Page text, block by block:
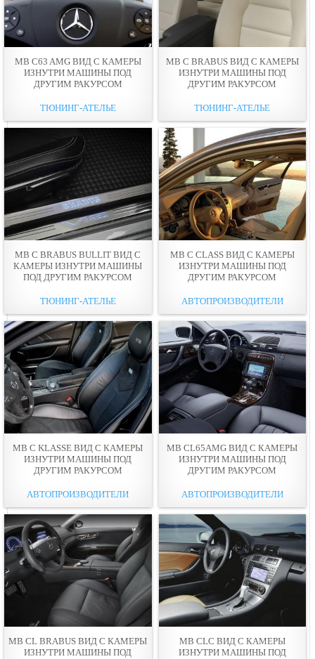
MB C63 AMG ВИД С КАМЕРЫ
ИЗНУТРИ МАШИНЫ ПОД
ДРУГИМ РАКУРСОМ
ТЮНИНГ-АТЕЛЬЕ
MB C BRABUS ВИД С КАМЕРЫ
ИЗНУТРИ МАШИНЫ ПОД
ДРУГИМ РАКУРСОМ
ТЮНИНГ-АТЕЛЬЕ
MB C BRABUS BULLIT ВИД С
КАМЕРЫ ИЗНУТРИ МАШИНЫ
ПОД ДРУГИМ РАКУРСОМ
ТЮНИНГ-АТЕЛЬЕ
MB C CLASS ВИД С КАМЕРЫ
ИЗНУТРИ МАШИНЫ ПОД
ДРУГИМ РАКУРСОМ
АВТОПРОИЗВОДИТЕЛИ
MB C KLASSE ВИД С КАМЕРЫ
ИЗНУТРИ МАШИНЫ ПОД
ДРУГИМ РАКУРСОМ
АВТОПРОИЗВОДИТЕЛИ
MB CL65AMG ВИД С КАМЕРЫ
ИЗНУТРИ МАШИНЫ ПОД
ДРУГИМ РАКУРСОМ
АВТОПРОИЗВОДИТЕЛИ
MB CL BRABUS ВИД С КАМЕРЫ
ИЗНУТРИ МАШИНЫ ПОД
MB CLC ВИД С КАМЕРЫ
ИЗНУТРИ МАШИНЫ ПОД